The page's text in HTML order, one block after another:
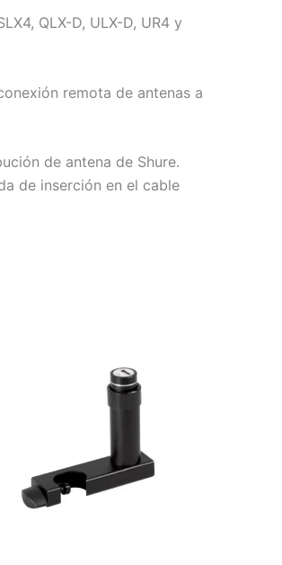
QLX-D, ULX-D, UR4 y
remota de antenas a
de antena de Shure.
de inserción en el cable